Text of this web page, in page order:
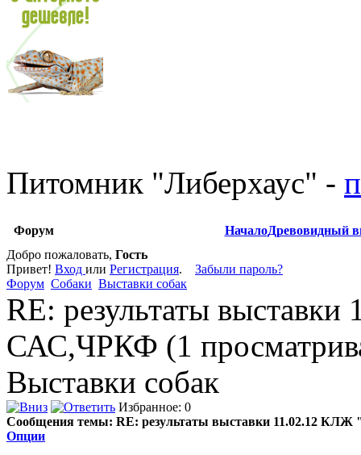
Питомник "Либерхаус" -
Форум НачалоДревовидный
Добро пожаловать, Гость
Привет! Вход или Регистрация. Забыли пароль?
Форум Собаки Выставки собак
RE: результаты
САС,ЧРКФ (1
Выставки собак
Избранное: 0
Сообщения темы: RE: результаты выставки 11.02.12
Опции